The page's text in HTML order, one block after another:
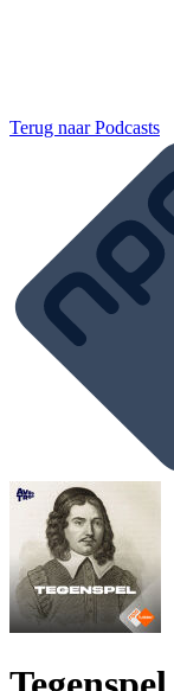
Terug naarPodcasts